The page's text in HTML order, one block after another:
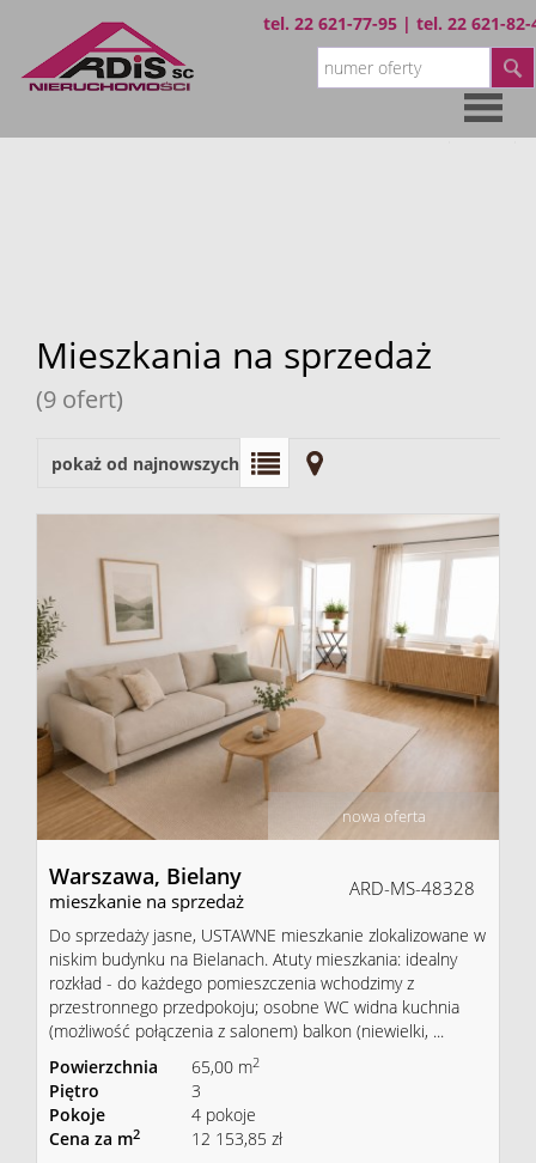
tel. 22 621-77-95 | tel. 22 621-82-
Mieszkania na sprzedaż
(9 ofert)
pokaż od najnowszych
nowa oferta
Warszawa, Bielany
mieszkanie na sprzedaż
ARD-MS-48328
Do sprzedaży jasne, USTAWNE mieszkanie zlokalizowane w
niskim budynku na Bielanach. Atuty mieszkania: idealny
rozkład - do każdego pomieszczenia wchodzimy z
przestronnego przedpokoju; osobne WC widna kuchnia
(możliwość połączenia z salonem) balkon (niewielki, ...
Powierzchnia
65,00 m2
Piętro
3
Pokoje
4 pokoje
Cena za m2 12 153,85 zł